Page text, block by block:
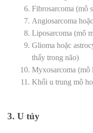
Fibrosarcoma (mô
Angiosarcoma
Liposarcoma (mô
Glioma hoặc
thấy trong não)
Myxosarcoma (mô
Khối u trung mô
3. U tủy